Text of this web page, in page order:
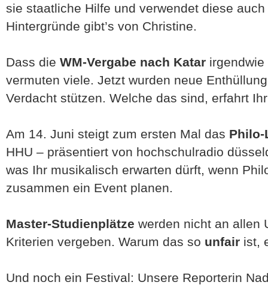
sie staatliche Hilfe und verwendet diese
Hintergründe gibt’s von Christine.
Dass die WM-Vergabe nach Katar
vermuten viele. Jetzt wurden neue
Verdacht stützen. Welche das sind, erfahrt
Am 14. Juni steigt zum ersten Mal das
HHU – präsentiert von hochschulradio
was Ihr musikalisch erwarten dürft, wenn
zusammen ein Event planen.
Master-Studienplätze werden nicht an allen
Kriterien vergeben. Warum das so unfair ist,
Und noch ein Festival: Unsere Reporterin